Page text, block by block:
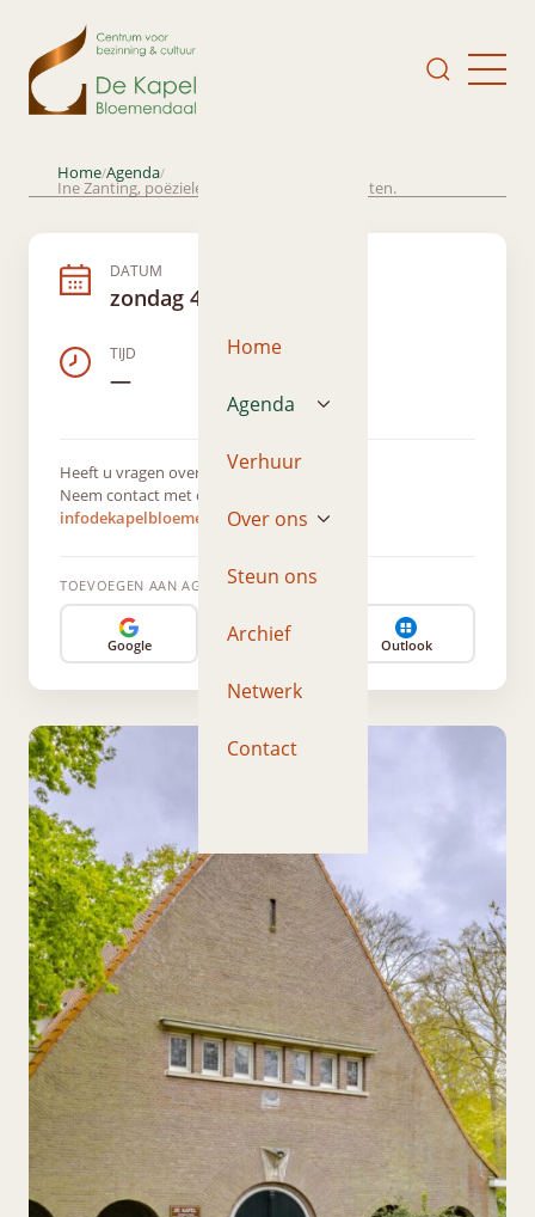
Home
Agenda
Verhuur
Over ons
Steun ons
Archief
Netwerk
Contact
Home/Agenda/
Ine Zanting, poëzielezing: Stilte en (ver)wachten.
DATUM
zondag 4 januari 2026
TIJD
—
Heeft u vragen over dit evenement?
Neem contact met ons op via
infodekapelbloemendaal@gmail.com
TOEVOEGEN AAN AGENDA
Google Apple Outlook